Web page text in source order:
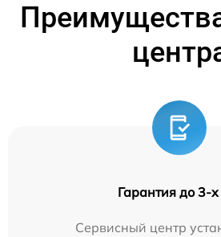
Гарантия до 3-х
Сервисный центр